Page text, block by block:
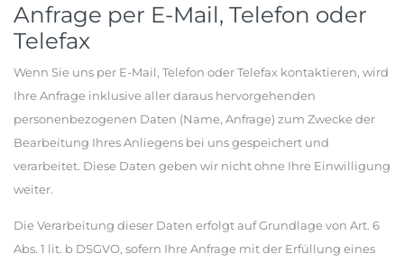
Anfrage per E-Mail, Telefon oder
Telefax
Wenn Sie uns per E-Mail, Telefon oder Telefax kontaktieren, wird
Ihre Anfrage inklusive aller daraus hervorgehenden
personenbezogenen Daten (Name, Anfrage) zum Zwecke der
Bearbeitung Ihres Anliegens bei uns gespeichert und
verarbeitet. Diese Daten geben wir nicht ohne Ihre Einwilligung
weiter.
Die Verarbeitung dieser Daten erfolgt auf Grundlage von Art. 6
Abs. 1 lit. b DSGVO, sofern Ihre Anfrage mit der Erfüllung eines